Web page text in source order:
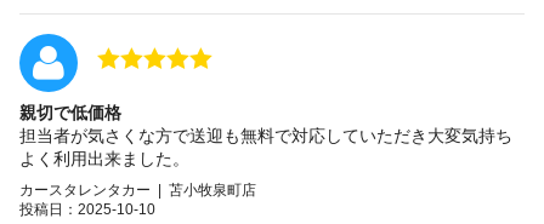
親切で低価格
担当者が気さくな方で送迎も無料で対応していただき大変気持ち
よく利用出来ました。
カースタレンタカー | 苫小牧泉町店
投稿日：2025-10-10